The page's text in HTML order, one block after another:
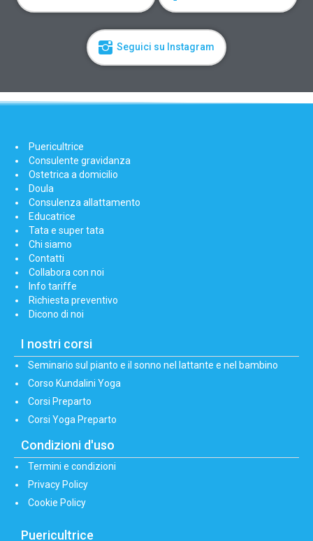
Seguici su Instagram
Puericultrice
Consulente gravidanza
Ostetrica a domicilio
Doula
Consulenza allattamento
Educatrice
Tata e super tata
Chi siamo
Contatti
Collabora con noi
Info tariffe
Richiesta preventivo
Dicono di noi
I nostri corsi
Seminario sul pianto e il sonno nel lattante e nel bambino
Corso Kundalini Yoga
Corsi Preparto
Corsi Yoga Preparto
Condizioni d'uso
Termini e condizioni
Privacy Policy
Cookie Policy
Puericultrice